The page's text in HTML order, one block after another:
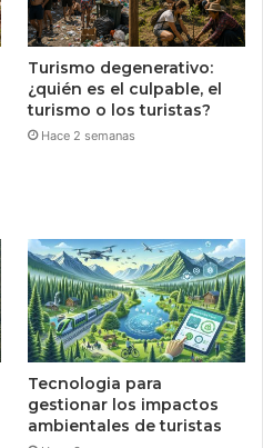
Turismo degenerativo:
¿quién es el culpable, el
turismo o los turistas?
Hace 2 semanas
Tecnologia para
gestionar los impactos
ambientales de turistas